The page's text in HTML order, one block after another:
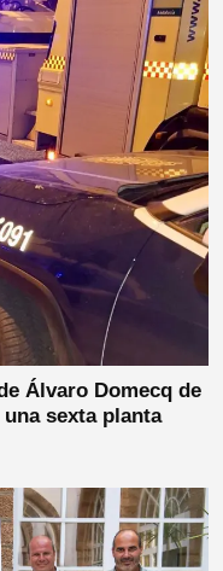
Álvaro Domecq de
sexta planta